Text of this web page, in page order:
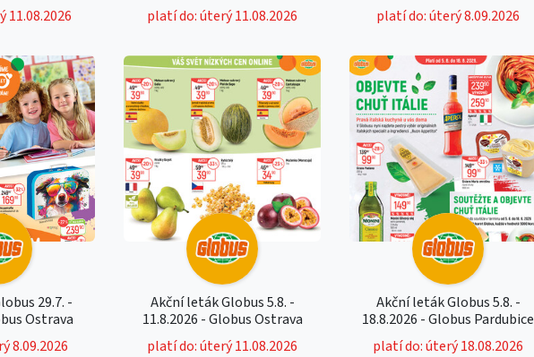
11.08.2026
platí do: úterý 11.08.2026
platí do: úterý 8.09.2026
29.7. -
Ostrava
8.09.2026
Akční leták Globus 5.8. -
11.8.2026 - Globus Ostrava
platí do: úterý 11.08.2026
Akční leták Globus 5.8. -
18.8.2026 - Globus Pardubice
platí do: úterý 18.08.2026